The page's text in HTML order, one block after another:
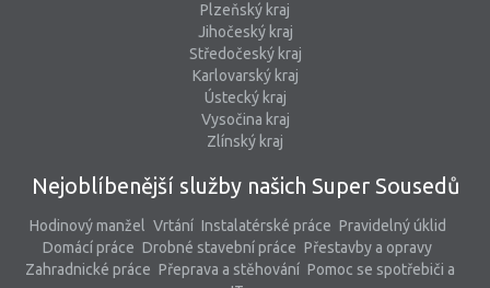
Plzeňský kraj
Jihočeský kraj
Středočeský kraj
Karlovarský kraj
Ústecký kraj
Vysočina kraj
Zlínský kraj
Nejoblíbenější služby našich Super Sousedů
Hodinový manžel Vrtání Instalatérské práce Pravidelný úklid
Domácí práce Drobné stavební práce Přestavby a opravy
Zahradnické práce Přeprava a stěhování Pomoc se spotřebiči a